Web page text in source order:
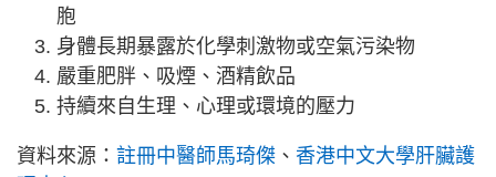
胞
身體長期暴露於化學刺激物或空氣污染物
嚴重肥胖、吸煙、酒精飲品
持續來自生理、心理或環境的壓力
資料來源： 註冊中醫師馬琦傑 、 香港中文大學肝臟護